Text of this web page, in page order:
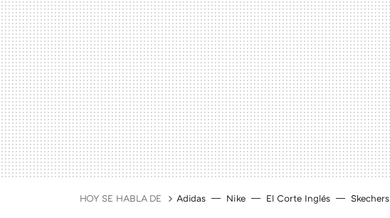
HOY SE HABLA DE Adidas Nike El Corte Inglés Skechers